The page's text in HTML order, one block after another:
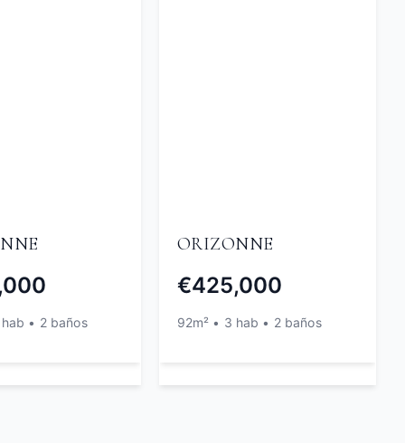
• 2 baños
ORIZONNE
€425,000
92m² • 3 hab • 2 baños